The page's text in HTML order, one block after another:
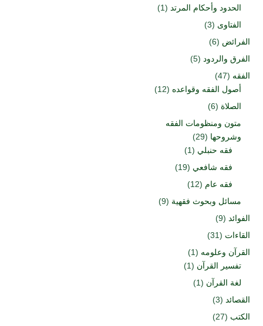
الحدود وأحكام المرتد (1)
الفتاوى (3)
الفرائض (6)
الفرق والردود (5)
الفقه (47)
أصول الفقه وقواعده (12)
الصلاة (6)
متون ومنظومات الفقه
وشروحها (29)
فقه حنبلي (1)
فقه شافعي (19)
فقه عام (12)
مسائل وبحوث فقهية (9)
الفوائد (9)
القاءات (31)
القرآن وعلومه (1)
تفسير القرآن (1)
لغة القرآن (1)
القصائد (3)
الكتب (27)